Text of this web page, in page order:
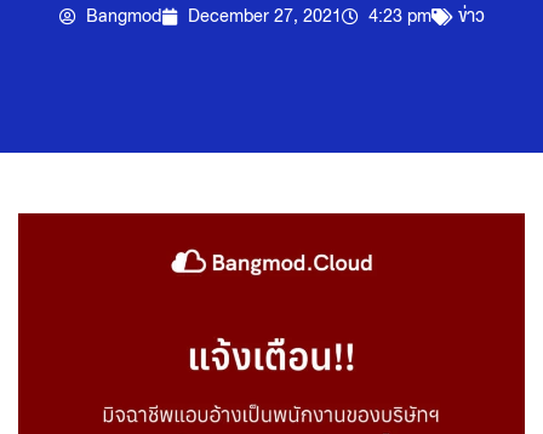
Bangmod December 27, 2021 4:23 pm ข่าว